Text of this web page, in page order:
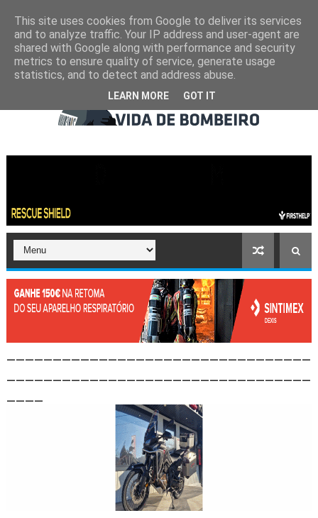
This site uses cookies from Google to deliver its services
and to analyze traffic. Your IP address and user-agent are
shared with Google along with performance and security
metrics to ensure quality of service, generate usage
statistics, and to detect and address abuse.
LEARN MORE GOT IT